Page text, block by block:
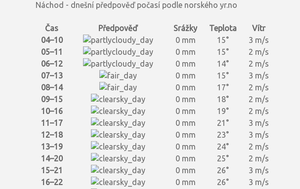
Náchod - dnešní předpověď počasí podle norského yr.no
Čas Předpověď Srážky Teplota
Vítr
04–10
0 mm 15°
3 m/s
05–11
0 mm 15°
2 m/s
06–12
0 mm 14°
2 m/s
07–13
0 mm 15°
3 m/s
08–14
0 mm 17°
2 m/s
09–15
0 mm 18°
2 m/s
10–16
0 mm 19°
2 m/s
11–17
0 mm 21°
3 m/s
12–18
0 mm 23°
3 m/s
13–19
0 mm 24°
2 m/s
14–20
0 mm 25°
2 m/s
15–21
0 mm 26°
3 m/s
16–22
0 mm 26°
3 m/s